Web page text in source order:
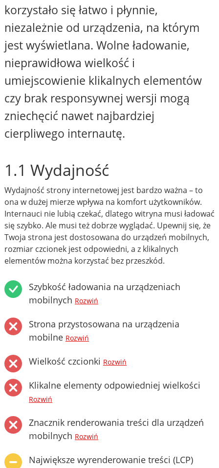
korzystało się łatwo i płynnie,
niezależnie od urządzenia, na którym
jest wyświetlana. Wolne ładowanie,
nieprawidłowa wielkość i
umiejscowienie klikalnych elementów
czy brak responsywnej wersji mogą
zniechęcić nawet najbardziej
cierpliwego internautę.
1.1 Wydajność
Wydajność strony internetowej jest bardzo ważna – to
ona w dużej mierze wpływa na komfort użytkowników.
Internauci nie lubią czekać, dlatego witryna musi ładować
się szybko. Ale musi też dobrze wyglądać. Upewnij się, że
Twoja strona jest dostosowana do urządzeń mobilnych,
rozmiar czcionek jest odpowiedni, a z klikalnych
elementów można korzystać bez przeszkód.
Szybkość ładowania na urządzeniach
mobilnych Rozwiń
Strona przystosowana na urządzenia
mobilne Rozwiń
Wielkość czcionki Rozwiń
Klikalne elementy odpowiedniej wielkości
Rozwiń
Znacznik renderowania treści dla urządzeń
mobilnych Rozwiń
Największe wyrenderowanie treści (LCP)